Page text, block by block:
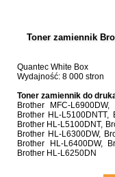
Toner zamiennik
Quantec White Box
Wydajność: 8 000 stron
Toner zamiennik do
Brother MFC-
Brother HL-
Brother HL-L5100DNT,
Brother HL-L6300DW,
Brother HL-L6400DW,
Brother HL-L6250DN